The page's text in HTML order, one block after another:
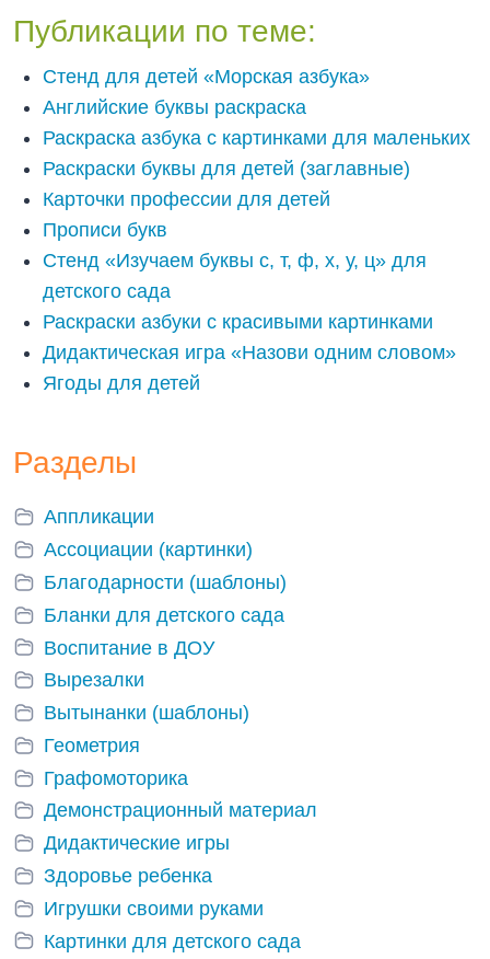
Публикации по теме:
Стенд для детей «Морская азбука»
Английские буквы раскраска
Раскраска азбука с картинками для маленьких
Раскраски буквы для детей (заглавные)
Карточки профессии для детей
Прописи букв
Стенд «Изучаем буквы с, т, ф, х, у, ц» для
детского сада
Раскраски азбуки с красивыми картинками
Дидактическая игра «Назови одним словом»
Ягоды для детей
Разделы
Аппликации
Ассоциации (картинки)
Благодарности (шаблоны)
Бланки для детского сада
Воспитание в ДОУ
Вырезалки
Вытынанки (шаблоны)
Геометрия
Графомоторика
Демонстрационный материал
Дидактические игры
Здоровье ребенка
Игрушки своими руками
Картинки для детского сада